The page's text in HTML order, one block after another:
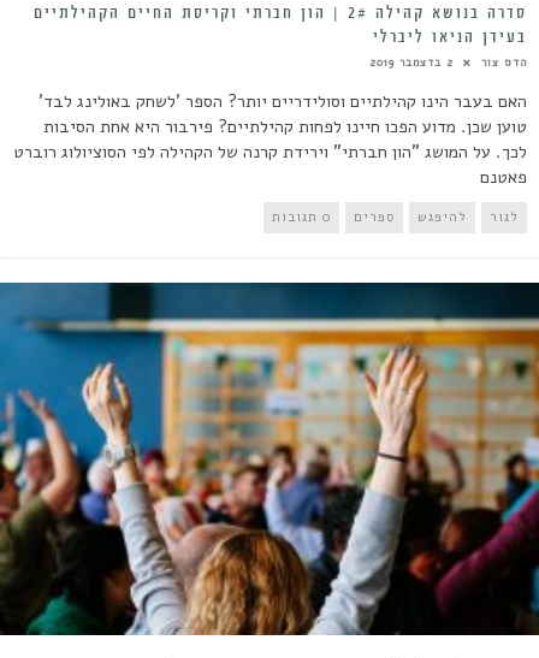
סדרה בנושא קהילה 2# | הון חברתי וקריסת החיים הקהילתיים
בעידן הניאו ליברלי
הדס צור 2 בדצמבר 2019
האם בעבר הינו קהילתיים וסולידריים יותר? הספר 'לשחק באולינג לבד'
טוען שכן. מדוע הפכו חיינו לפחות קהילתיים? פירבור היא אחת הסיבות
לכך. על המושג "הון חברתי" וירידת קרנה של הקהילה לפי הסוציולוג רוברט
פאטנם
לגור להיפגש ספרים 0 תגובות